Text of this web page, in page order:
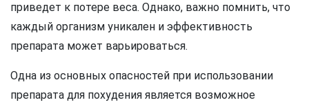
приведет к потере веса. Однако, важно помнить, что
каждый организм уникален и эффективность
препарата может варьироваться.
Одна из основных опасностей при использовании
препарата для похудения является возможное